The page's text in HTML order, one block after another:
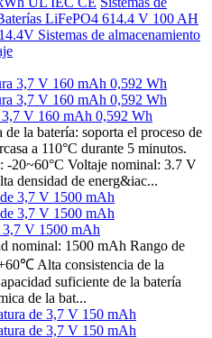
LiFePO4 614.4 V 100 AH
Sistemas de almacenamiento
3,7 V 160 mAh 0,592 Wh
la batería: soporta el proceso de
a 110°C durante 5 minutos.
-20~60°C Voltaje nominal: 3.7 V
densidad de energ&iac...
3,7 V 1500 mAh
nominal: 1500 mAh Rango de
Alta consistencia de la
suficiente de la batería
de la bat...